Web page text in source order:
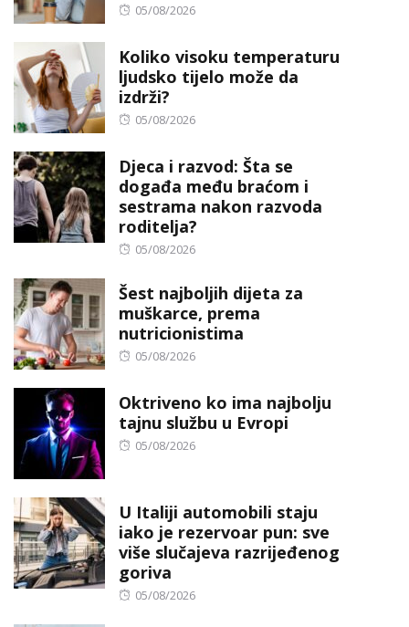
Posted
05/08/2026
Koliko visoku temperaturu
ljudsko tijelo može da
izdrži?
Posted
05/08/2026
Djeca i razvod: Šta se
događa među braćom i
sestrama nakon razvoda
roditelja?
Posted
05/08/2026
Šest najboljih dijeta za
muškarce, prema
nutricionistima
Posted
05/08/2026
Oktriveno ko ima najbolju
tajnu službu u Evropi
Posted
05/08/2026
U Italiji automobili staju
iako je rezervoar pun: sve
više slučajeva razrijeđenog
goriva
Posted
05/08/2026